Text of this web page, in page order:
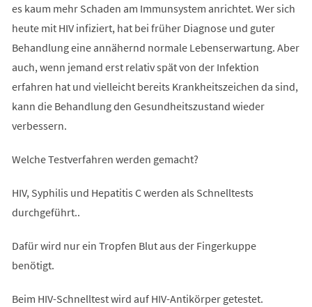
es kaum mehr Schaden am Immunsystem anrichtet. Wer sich
heute mit HIV infiziert, hat bei früher Diagnose und guter
Behandlung eine annähernd normale Lebenserwartung. Aber
auch, wenn jemand erst relativ spät von der Infektion
erfahren hat und vielleicht bereits Krankheitszeichen da sind,
kann die Behandlung den Gesundheitszustand wieder
verbessern.
Welche Testverfahren werden gemacht?
HIV, Syphilis und Hepatitis C werden als Schnelltests
durchgeführt..
Dafür wird nur ein Tropfen Blut aus der Fingerkuppe
benötigt.
Beim HIV-Schnelltest wird auf HIV-Antikörper getestet.